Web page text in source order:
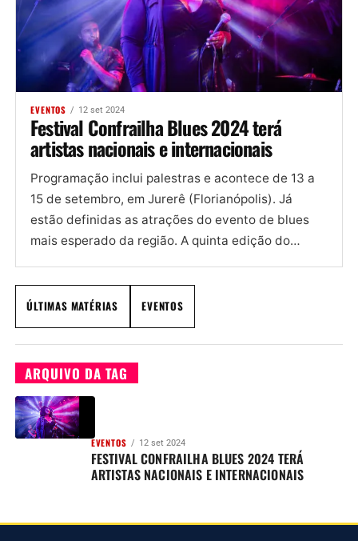
EVENTOS 12 set 2024
Festival Confrailha Blues 2024 terá
artistas nacionais e internacionais
Programação inclui palestras e acontece de 13 a
15 de setembro, em Jurerê (Florianópolis). Já
estão definidas as atrações do evento de blues
mais esperado da região. A quinta edição do
ÚLTIMAS MATÉRIAS EVENTOS
ARQUIVO DA TAG
EVENTOS 12 set 2024
FESTIVAL CONFRAILHA BLUES 2024 TERÁ
ARTISTAS NACIONAIS E INTERNACIONAIS